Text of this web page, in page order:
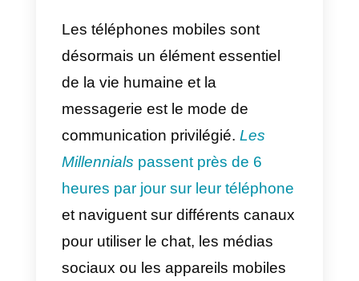
Nous allons maintenant nous
intéresser àOasis, un détaillant
de mode basé au Royaume-Uni
qui est un bon exemple de centre